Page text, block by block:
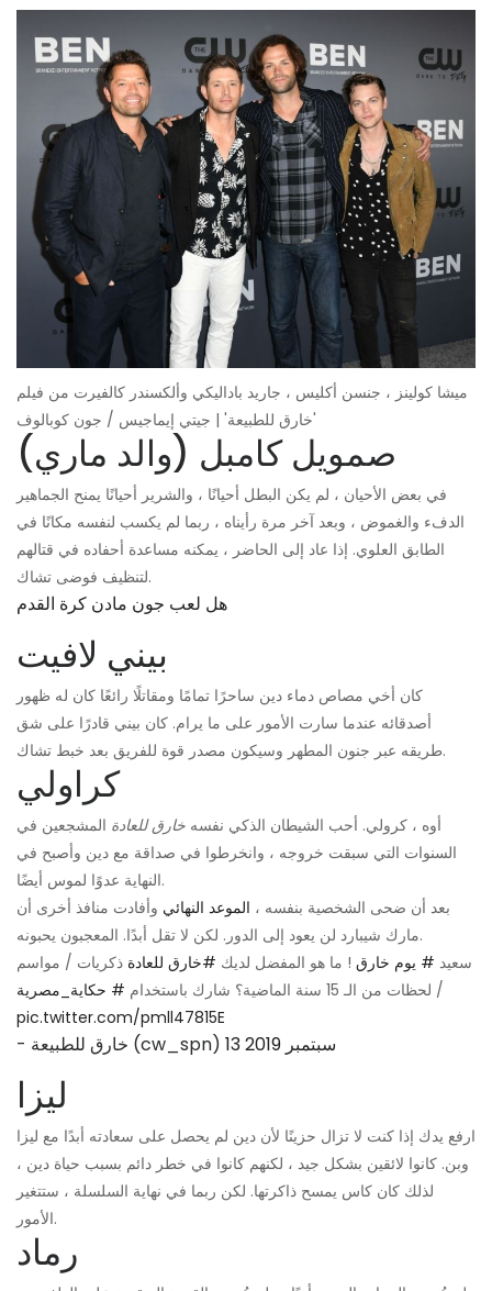
ميشا كولينز ، جنسن أكليس ، جاريد باداليكي وألكسندر كالفيرت من فيلم
'خارق للطبيعة' | جيتي إيماجيس / جون كوبالوف
صمويل كامبل (والد ماري)
في بعض الأحيان ، لم يكن البطل أحيانًا ، والشرير أحيانًا يمنح الجماهير
الدفء والغموض ، وبعد آخر مرة رأيناه ، ربما لم يكسب لنفسه مكانًا في
الطابق العلوي. إذا عاد إلى الحاضر ، يمكنه مساعدة أحفاده في قتالهم
لتنظيف فوضى تشاك.
هل لعب جون مادن كرة القدم
بيني لافيت
كان أخي مصاص دماء دين ساحرًا تمامًا ومقاتلًا رائعًا كان له ظهور
أصدقائه عندما سارت الأمور على ما يرام. كان بيني قادرًا على شق
طريقه عبر جنون المطهر وسيكون مصدر قوة للفريق بعد خبط تشاك.
كراولي
أوه ، كرولي. أحب الشيطان الذكي نفسه خارق للعادة المشجعين في
السنوات التي سبقت خروجه ، وانخرطوا في صداقة مع دين وأصبح في
النهاية عدوًا لموس أيضًا.
بعد أن ضحى الشخصية بنفسه ، الموعد النهائي وأفادت منافذ أخرى أن
مارك شيبارد لن يعود إلى الدور. لكن لا تقل أبدًا. المعجبون يحبونه.
سعيد # يوم خارق ! ما هو المفضل لديك #خارق للعادة ذكريات / مواسم
/ لحظات من الـ 15 سنة الماضية؟ شارك باستخدام
# حكاية_مصرية
pic.twitter.com/pmll47815E
- خارق للطبيعة (cw_spn) 13 سبتمبر 2019
ليزا
ارفع يدك إذا كنت لا تزال حزينًا لأن دين لم يحصل على سعادته أبدًا مع ليزا
وبن. كانوا لائقين بشكل جيد ، لكنهم كانوا في خطر دائم بسبب حياة دين ،
لذلك كان كاس يمسح ذاكرتها. لكن ربما في نهاية السلسلة ، ستتغير
الأمور.
رماد